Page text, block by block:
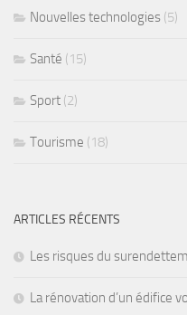
Nouvelles technologies (5)
Santé (15)
Sport (2)
Tourisme (18)
ARTICLES RÉCENTS
Les risques du
La rénovation d’un édifice